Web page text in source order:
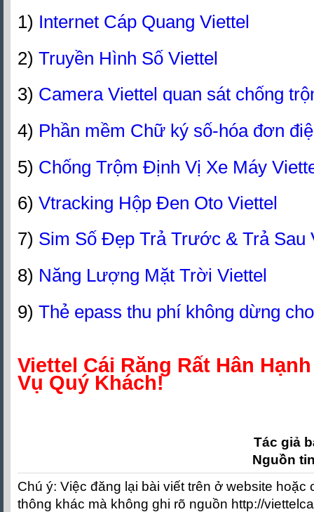
1) Internet Cáp Quang Viettel
2) Truyền Hình Số Viettel
3) Camera Viettel quan sát chống
4) Phần mềm Chữ ký số-hóa đơn
5) Chống Trộm Định Vị Xe Máy
6) Vtracking Hộp Đen Oto Viettel
7) Sim Số Đẹp Trả Trước & Trả Sau
8) Năng Lượng Mặt Trời Viettel
9) Thẻ epass thu phí không dừng
Viettel Cái Răng Rất Hân
Vụ Quý Khách!
Tác giả
Nguồn
Chú ý: Việc đăng lại bài viết trên ở website
thông khác mà không ghi rõ nguồn http://